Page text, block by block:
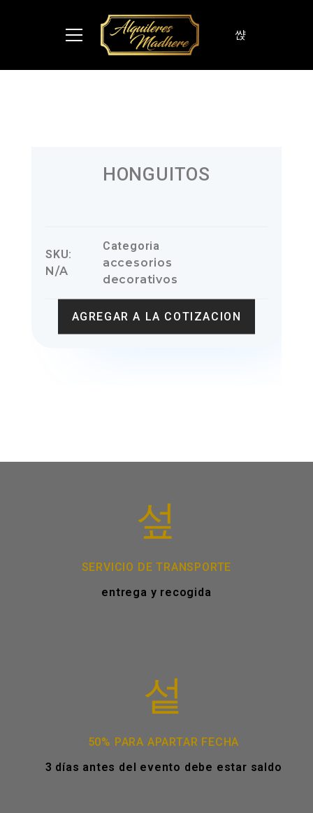
HONGUITOS
SKU:
N/A
Categoria
accesorios
decorativos
AGREGAR A LA COTIZACION
SERVICIO DE TRANSPORTE
entrega y recogida
50% PARA APARTAR FECHA
3 días antes del evento debe estar saldo